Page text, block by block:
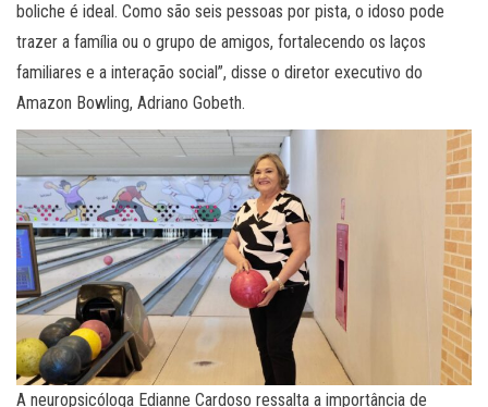
boliche é ideal. Como são seis pessoas por pista, o idoso pode
trazer a família ou o grupo de amigos, fortalecendo os laços
familiares e a interação social”, disse o diretor executivo do
Amazon Bowling, Adriano Gobeth.
A neuropsicóloga Edianne Cardoso ressalta a importância de